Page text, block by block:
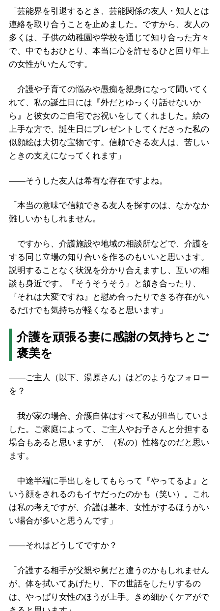
「芸能界を引退するとき、芸能関係の友人・知人とは
連絡を取り合うことを止めました。ですから、友人の
多くは、子供の幼稚園や学校を通じて知り合った方々
で、中でもおひとり、本当に心を許せるひと回り年上
の女性がいたんです。
介護や子育ての悩みや愚痴を親身になって聞いてく
れて、私の誕生日には『外だとゆっくり話せないか
ら』と彼女のご自宅でお祝いをしてくれました。絵の
上手な方で、誕生日にプレゼントしてくださった私の
似顔絵は大切な宝物です。信頼できる友人は、苦しい
ときの支えになってくれます」
――そうした友人は希有な存在ですよね。
「本当の意味で信頼できる友人を探すのは、なかなか
難しいかもしれません。
ですから、介護施設や地域の相談所などで、介護を
する同じ立場の知り合いを作るのもいいと思います。
説明することなく状況を分かり合えますし、互いの相
談も身近です。『そうそうそう』と頷き合ったり、
『それは大変ですね』と慰め合ったりできる存在がい
るだけでも気持ちが軽くなると思います」
介護を頑張る妻に感謝の気持ちとご
褒美を
――ご主人（以下、湯原さん）はどのようなフォロー
を？
「我が家の場合、介護自体はすべて私が担当していま
した。ご家庭によって、ご主人やお子さんと分担する
場合もあると思いますが、（私の）性格なのだと思い
ます。
中途半端に手出しをしてもらって『やってるよ』と
いう顔をされるのもイヤだったのかも（笑い）。これ
は私の考えですが、介護は基本、女性がするほうがい
い場合が多いと思うんです」
――それはどうしてですか？
「介護する相手が父親や舅だと違うのかもしれません
が、体を拭いてあげたり、下の世話をしたりするの
は、やっぱり女性のほうが上手。きめ細かくケアがで